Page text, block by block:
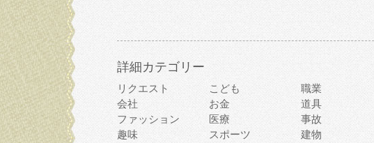
詳細カテゴリー
リクエスト こども 職業
会社
お金 道具
ファッション
医療 事故
趣味
スポーツ 建物